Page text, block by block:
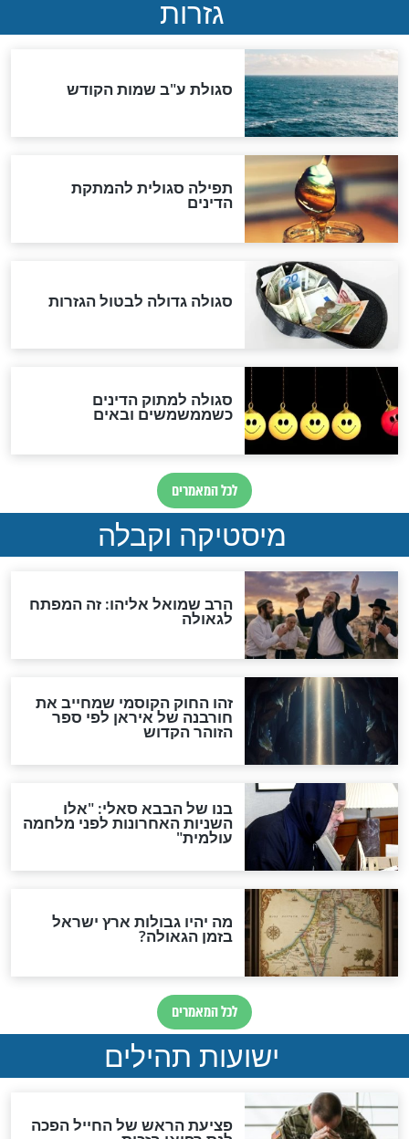
"מודה לקב"ה על כל השנים"
לכל המאמרים
אחרית הימים
האם אפשר לחשב את הקץ?
מה יהיה בימות המשיח?
"לפני הגאולה תהיה אפיקורסות
והכחשה גדולה מאוד של
האמונה"
האם לאחר בוא המשיח יהיה
אפשר לחזור בתשובה?
לכל המאמרים
להמתקת הדינים וביטול
גזרות